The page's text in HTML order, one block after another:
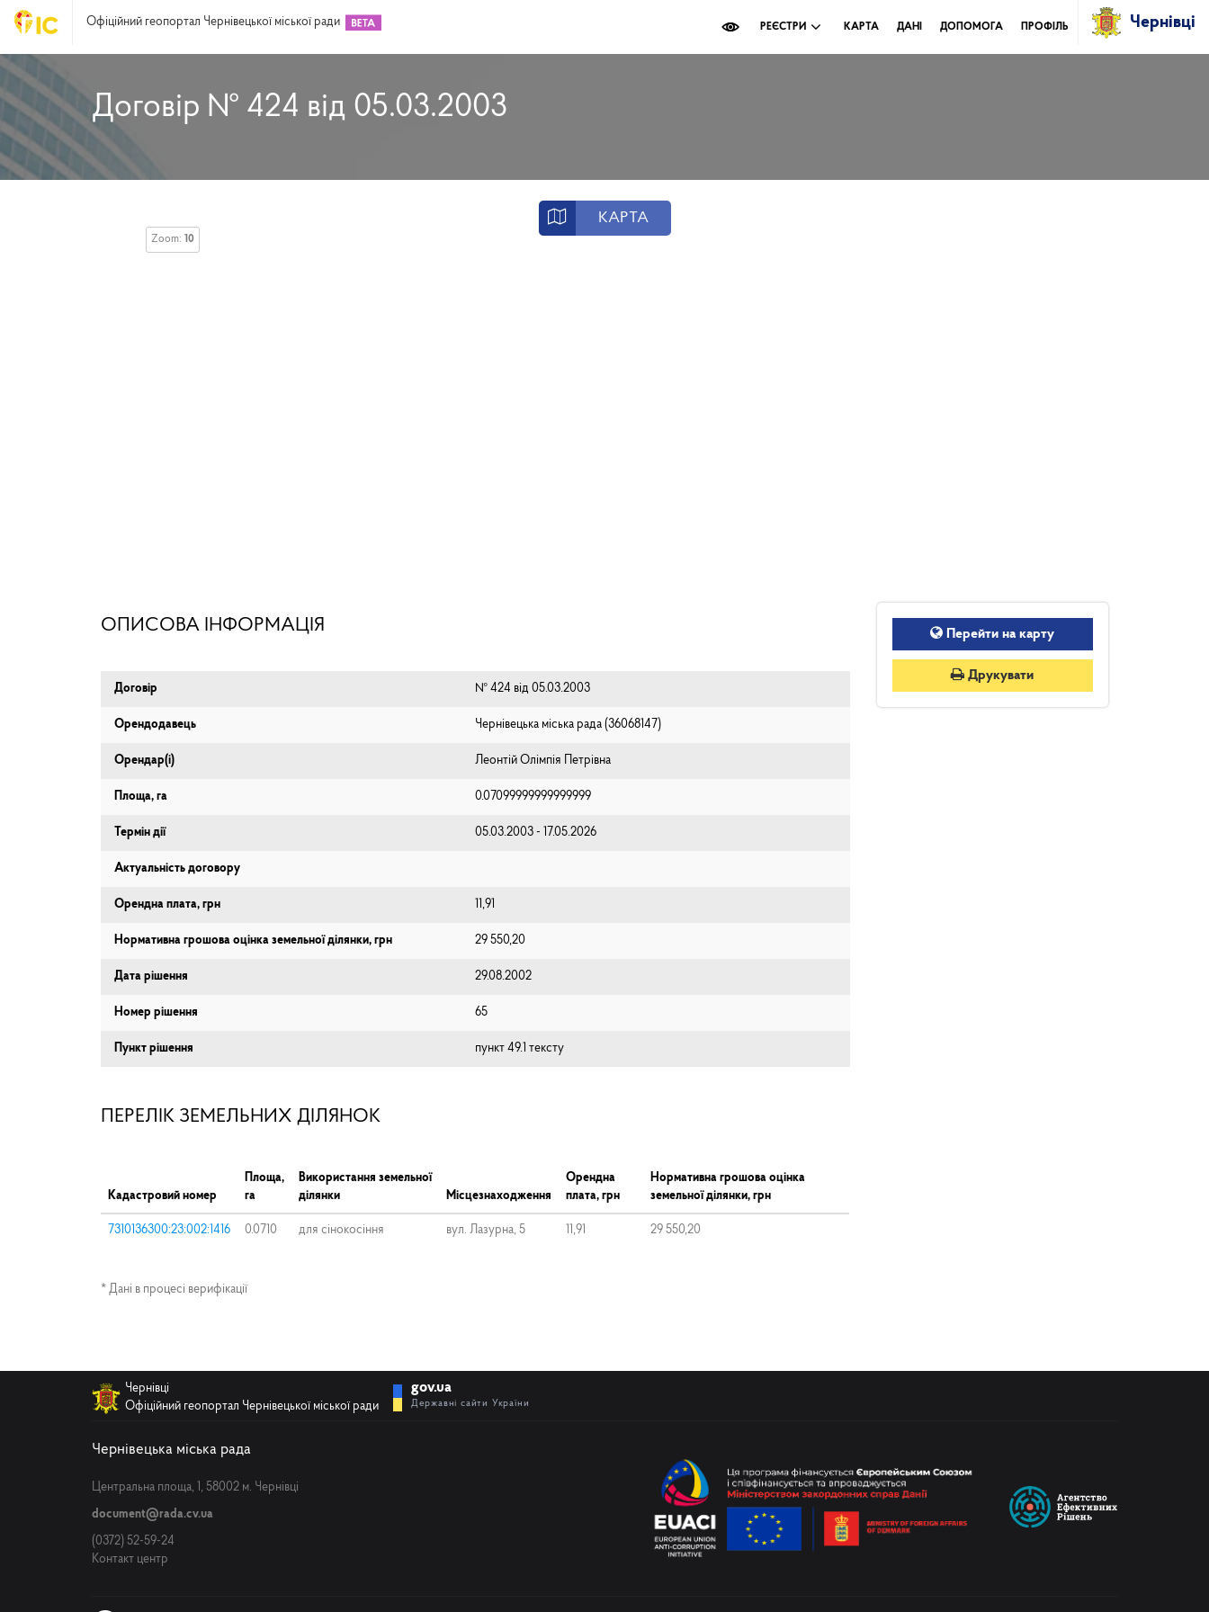
Офіційний геопортал Чернівецької міської ради РЕЄСТРИ КАРТА ДАНІ ДОПОМОГА ПРОФІЛЬ Чернівці
Договір № 424 від 05.03.2003
КАРТА
Zoom: 10
ОПИСОВА ІНФОРМАЦІЯ
Договір № 424 від 05.03.2003
Орендодавець Чернівецька міська рада (⁨36068147⁩)
Орендар(і) Леонтій Олімпія Петрівна
Площа, га 0.07099999999999999
Термін дії 05.03.2003 - 17.05.2026
Актуальність договору
Орендна плата, грн 11,91
Нормативна грошова оцінка земельної ділянки, грн 29 550,20
Дата рішення 29.08.2002
Номер рішення 65
Пункт рішення пункт 49.1 тексту
Перейти на карту
Друкувати
ПЕРЕЛІК ЗЕМЕЛЬНИХ ДІЛЯНОК
Кадастровий номер
Площа,
га
Використання земельної
ділянки
Місцезнаходження
Орендна
плата, грн
Нормативна грошова оцінка
земельної ділянки, грн
7310136300:23:002:1416 0.0710 для сінокосіння вул. Лазурна, 5 11,91 29 550,20
* Дані в процесі верифікації
Чернівці
Офіційний геопортал Чернівецької міської ради
gov.ua
Державні сайти України
Чернівецька міська рада
Центральна площа, 1, 58002 м. Чернівці
document@rada.cv.ua
(0372) 52-59-24
Контакт центр